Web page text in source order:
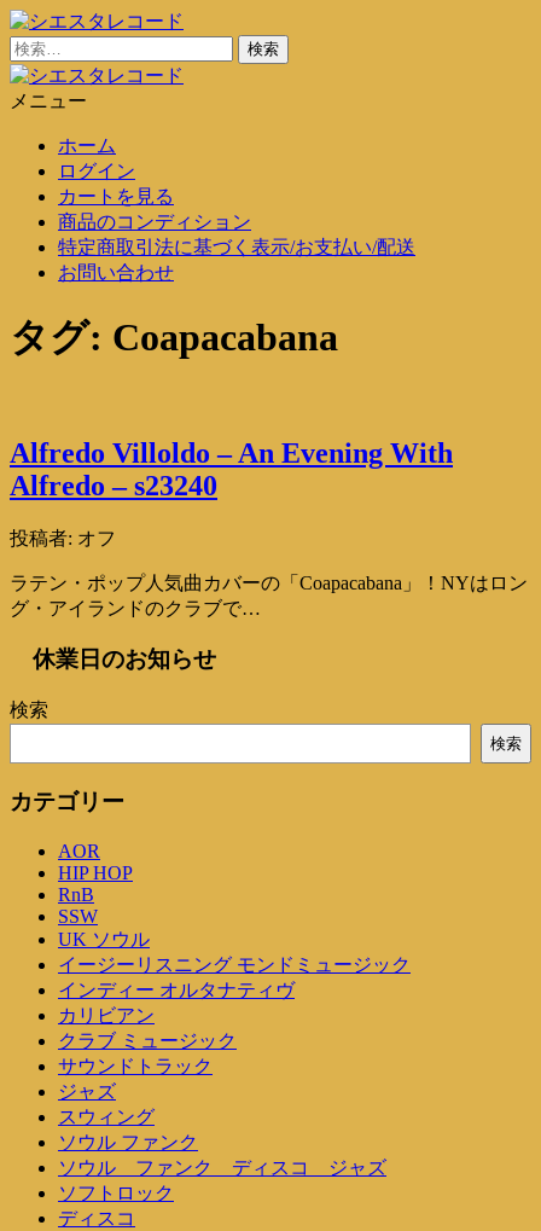
コ
ン
テ
ン
シエスタレコード
中古レコード通販
検
索:
メニュー
ホーム
ログイン
カートを見る
商品のコンディション
特定商取引法に基づく表示/お支払い/配送
お問い合わせ
タグ: Coapacabana
Alfredo Villoldo – An Evening With
Alfredo – s23240
投稿者: オフ
ラテン・ポップ人気曲カバーの「Coapacabana」！NYはロン
グ・アイランドのクラブで…
休業日のお知らせ
検索
検索
カテゴリー
AOR
HIP HOP
RnB
SSW
UK ソウル
イージーリスニング モンドミュージック
インディー オルタナティヴ
カリビアン
クラブ ミュージック
サウンドトラック
ジャズ
スウィング
ソウル ファンク
ソウル ファンク ディスコ ジャズ
ソフトロック
ディスコ